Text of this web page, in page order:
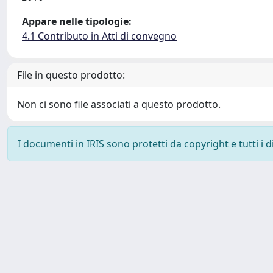
Appare nelle tipologie:
4.1 Contributo in Atti di convegno
File in questo prodotto:
Non ci sono file associati a questo prodotto.
I documenti in IRIS sono protetti da copyright e tutti i